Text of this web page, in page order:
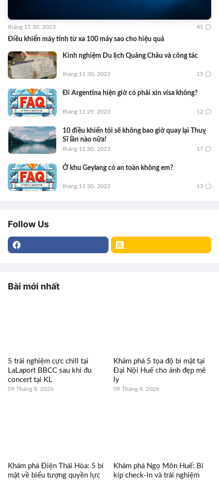
Điều khiển máy tính từ xa 100 máy sao cho hiệu quả
tháng 11 30, 2023 41
Kinh nghiệm Du lịch Quảng Châu và công tác
tháng 11 30, 2023 15
Đi Argentina hiện giờ có phải xin visa không?
tháng 11 29, 2023 12
10 điều khiến tôi sẽ không bao giờ quay lại Thuỵ
Sĩ lần nào nữa!
tháng 11 30, 2023 17
Ở khu Geylang có an toàn không em?
tháng 11 30, 2023 13
Follow Us
Bài mới nhất
5 trải nghiệm cực chill tại
LaLaport BBCC sau khi đu
concert tại KL
09 Tháng 8, 2026
Khám phá 5 tọa độ bí mật tại
Đại Nội Huế cho ảnh đẹp mê
ly
09 Tháng 8, 2026
Khám phá Điện Thái Hòa: 5 bí
mật về biểu tượng quyền lực
Khám phá Ngọ Môn Huế: Bí
kíp check-in và trải nghiệm